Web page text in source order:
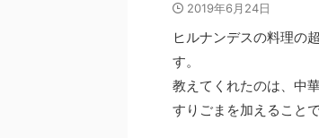
2019年6月24日
ヒルナンデスの料理の
す。
教えてくれたのは、中
すりごまを加えること